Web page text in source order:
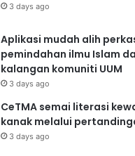
3 days ago
Aplikasi mudah alih
pemindahan ilmu Islam
kalangan komuniti UUM
3 days ago
CeTMA semai literasi
kanak melalui
3 days ago